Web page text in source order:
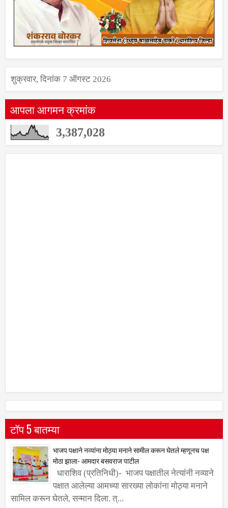
शुक्रवार, दिनांक 7 ऑगस्ट 2026
आपला आगमन क्रमांक
3,387,028
टॉप 5 बातम्या
भाजप पक्षाने नव्यांना मोठ्या मनाने सामील करून घेतले म्हणूनच पक्ष
मोठा झाला- आमदार बसवराज पाटील
धाराशिव (प्रतिनिधी)- भाजप पक्षातील नेत्यांनी नव्याने
पक्षात आलेल्या आमच्या सारख्या लोकांना मोठ्या मनाने
सामिल करून घेतले, सन्मान दिला. त्...
ट्रक खरेदी-विक्री व्यवहारातून साडेदहा लाखांची फसवणूक